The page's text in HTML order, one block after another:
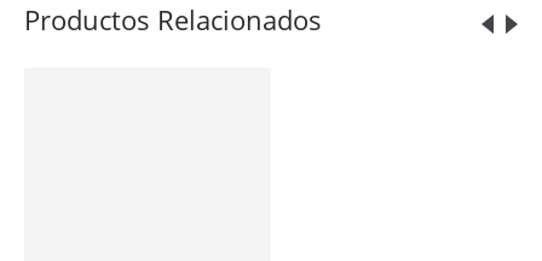
Productos Relacionados